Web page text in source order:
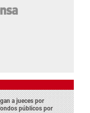
a jueces por
públicos por